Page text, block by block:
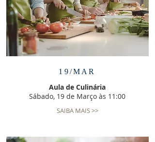
19/MAR
Aula de Culinária
Sábado, 19 de Março às 11:00
SAIBA MAIS >>